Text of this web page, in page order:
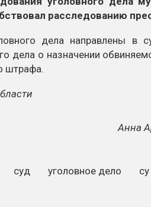
расследованию
дела направлены в
дела о назначении
штрафа.
Анна
суд уголовное дело